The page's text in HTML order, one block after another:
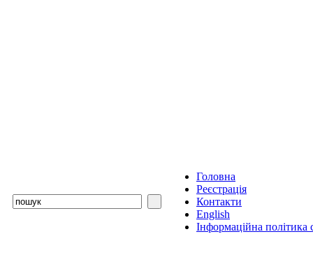
Головна
Реєстрація
Контакти
English
Інформаційна політика